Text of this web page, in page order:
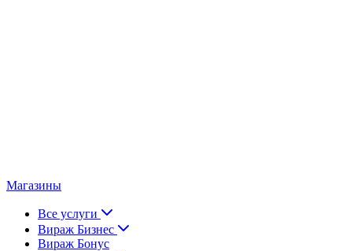
Магазины
Все услуги
Вираж Бизнес
Вираж Бонус